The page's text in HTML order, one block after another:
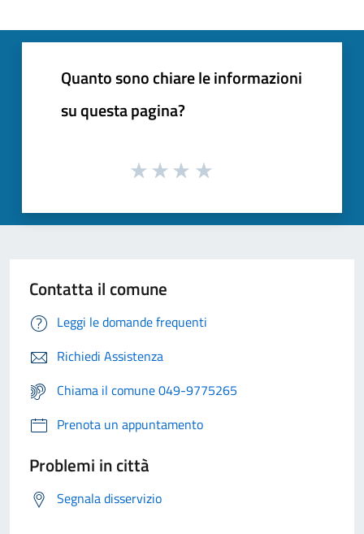
Quanto sono chiare le informazioni
su questa pagina?
Contatta il comune
Leggi le domande frequenti
Richiedi Assistenza
Chiama il comune 049-9775265
Prenota un appuntamento
Problemi in città
Segnala disservizio